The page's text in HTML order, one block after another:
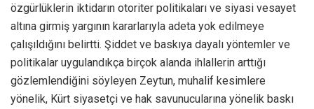
özgürlüklerin iktidarın otoriter politikaları ve siyasi vesayet
altına girmiş yargının kararlarıyla adeta yok edilmeye
çalışıldığını belirtti. Şiddet ve baskıya dayalı yöntemler ve
politikalar uygulandıkça birçok alanda ihlallerin arttığı
gözlemlendiğini söyleyen Zeytun, muhalif kesimlere
yönelik, Kürt siyasetçi ve hak savunucularına yönelik baskı